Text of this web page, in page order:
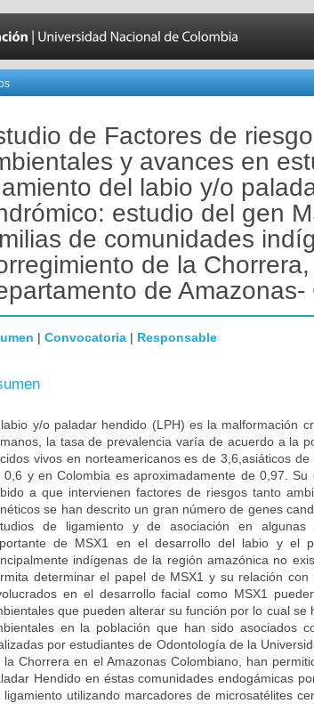
de Factores de
y avances en
del labio y/o
estudio del gen
de comunidades
de la Chorrera,
de Amazonas-
| Convocatoria | Responsable
y/o paladar hendido (LPH) es la malformación
la tasa de prevalencia varía de acuerdo a la
vivos en norteamericanos es de 3,6,asiáticos
0,6 y en Colombia es aproximadamente de 0,97.
a que intervienen factores de riesgos tanto
se han descrito un gran número de genes
de ligamiento y de asociación en
de MSX1 en el desarrollo del labio y el
indígenas de la región amazónica no
determinar el papel de MSX1 y su relación
en el desarrollo facial como MSX1
que pueden alterar su función por lo cual se
en la población que han sido asociados
por estudiantes de Odontología de la
la Chorrera en el Amazonas Colombiano, han
Hendido en éstas comunidades endogámicas
ligamiento utilizando marcadores de microsatélites